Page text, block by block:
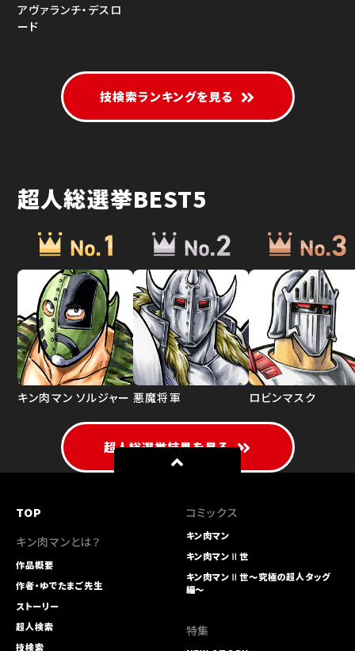
アヴァランチ・デスロ
ード
技検索ランキングを見る
超人総選挙BEST5
キン肉マン ソルジャー 悪魔将軍 ロビンマスク
超人総選挙結果を見る
TOP
キン肉マンとは？
作品概要
作者・ゆでたまご先生
ストーリー
超人検索
技検索
コミックス
キン肉マン
キン肉マンⅡ世
キン肉マンⅡ世～究極の超人タッグ
編～
特集